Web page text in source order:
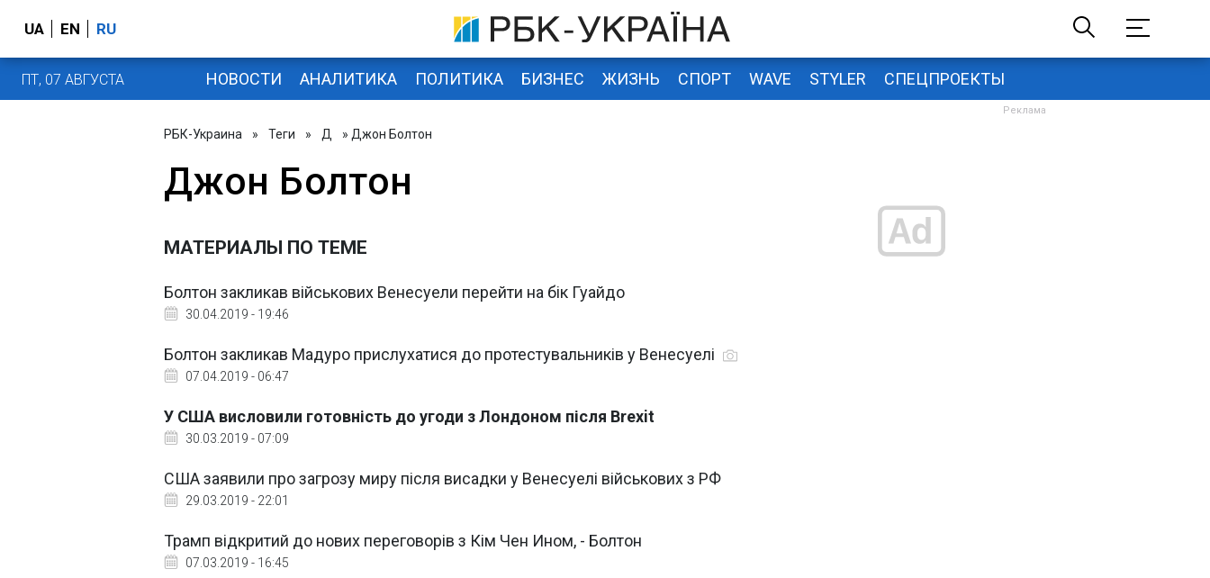
UA EN RU
ПТ, 07 АВГУСТА НОВОСТИ АНАЛИТИКА ПОЛИТИКА БИЗНЕС ЖИЗНЬ СПОРТ WAVE STYLER СПЕЦПРОЕКТЫ
РБК-Украина » Теги » Д » Джон Болтон
Джон Болтон
МАТЕРИАЛЫ ПО ТЕМЕ
Болтон закликав військових Венесуели перейти на бік Гуайдо
30.04.2019 - 19:46
Болтон закликав Мадуро прислухатися до протестувальників у Венесуелі
07.04.2019 - 06:47
У США висловили готовність до угоди з Лондоном після Brexit
30.03.2019 - 07:09
США заявили про загрозу миру після висадки у Венесуелі військових з РФ
29.03.2019 - 22:01
Трамп відкритий до нових переговорів з Кім Чен Ином, - Болтон
07.03.2019 - 16:45